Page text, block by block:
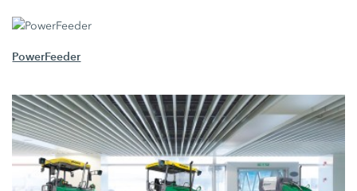
PowerFeeder